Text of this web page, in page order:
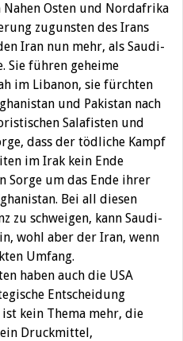
Osten und Nordafrika
zugunsten des Irans
Iran nun mehr, als Saudi-
Sie führen geheime
im Libanon, sie fürchten
und Pakistan nach
Salafisten und
dass der tödliche Kampf
im Irak kein Ende
Sorge um das Ende ihrer
Bei all diesen
zu schweigen, kann Saudi-
wohl aber der Iran, wenn
Umfang.
haben auch die USA
Entscheidung
ist kein Thema mehr, die
Druckmittel,